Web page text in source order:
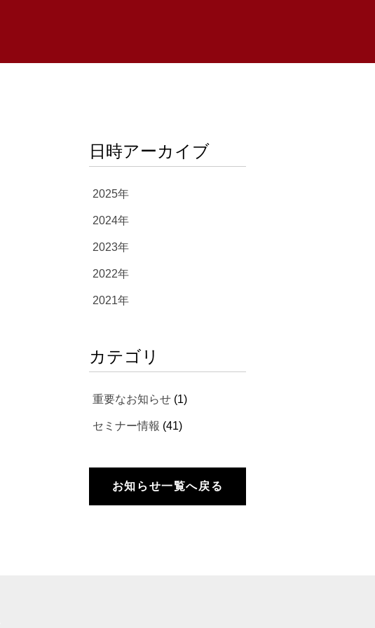
日時アーカイブ
2025年
2024年
2023年
2022年
2021年
カテゴリ
重要なお知らせ (1)
セミナー情報 (41)
お知らせ一覧へ戻る